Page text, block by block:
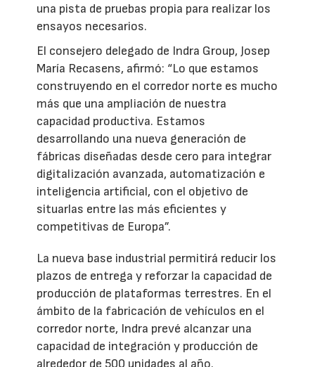
una pista de pruebas propia para realizar los
ensayos necesarios.
El consejero delegado de Indra Group, Josep
María Recasens, afirmó: “Lo que estamos
construyendo en el corredor norte es mucho
más que una ampliación de nuestra
capacidad productiva. Estamos
desarrollando una nueva generación de
fábricas diseñadas desde cero para integrar
digitalización avanzada, automatización e
inteligencia artificial, con el objetivo de
situarlas entre las más eficientes y
competitivas de Europa”.
La nueva base industrial permitirá reducir los
plazos de entrega y reforzar la capacidad de
producción de plataformas terrestres. En el
ámbito de la fabricación de vehículos en el
corredor norte, Indra prevé alcanzar una
capacidad de integración y producción de
alrededor de 500 unidades al año.